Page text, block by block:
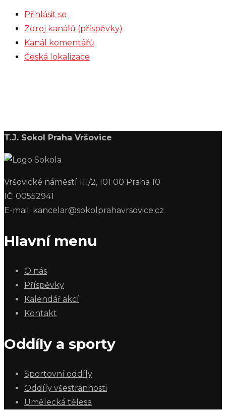
Přihlásit se
Zdroj kanálů (příspěvky)
Kanál komentářů
Česká lokalizace
T.J. Sokol Praha Vršovice
Vršovické náměstí 111/2, 101 00 Praha 10
IČ: 00552941
E-mail: kancelar@sokolprahavrsovice.cz
Hlavní menu
O nás
Příspěvky
Kalendář akcí
Kontakt
Oddíly a sporty
Sportovní oddíly
Oddíly všestrannosti
Umělecká tělesa